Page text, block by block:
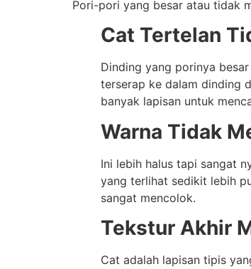
Pori-pori yang besar atau tidak
Cat Tertelan
Dinding yang porinya
terserap ke dalam dinding
banyak lapisan untuk
Warna Tidak
Ini lebih halus tapi sangat
yang terlihat sedikit lebih
sangat mencolok.
Tekstur Akhir
Cat adalah lapisan tipis